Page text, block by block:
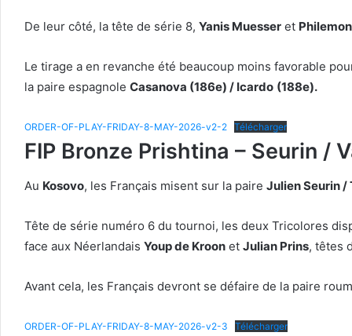
De leur côté, la tête de série 8, Yanis Muesser et
Le tirage a en revanche été beaucoup moins favorable
la paire espagnole Casanova (186e) / Icardo (188e).
ORDER-OF-PLAY-FRIDAY-8-MAY-2026-v2-2 Télécharger
FIP Bronze Prishtina – Seurin /
Au Kosovo, les Français misent sur la paire Julien Seurin /
Tête de série numéro 6 du tournoi, les deux Tricolores
face aux Néerlandais Youp de Kroon et Julian Prins, têtes
Avant cela, les Français devront se défaire de la paire
ORDER-OF-PLAY-FRIDAY-8-MAY-2026-v2-3 Télécharger